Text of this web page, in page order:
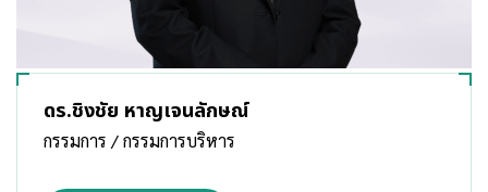
ดร.ชิงชัย หาญเจนลักษณ์
กรรมการ / กรรมการบริหาร